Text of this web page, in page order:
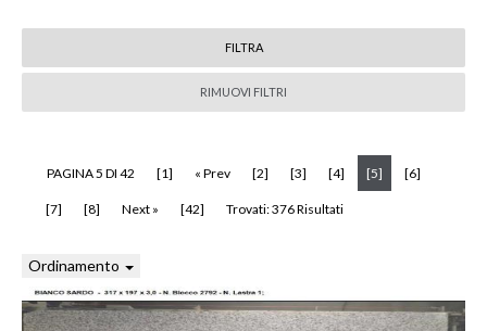
RIMUOVI FILTRI
PAGINA 5 DI 42 [1] « Prev [2] [3] [4] [5] (current)
[6]
[7] [8] Next » [42] Trovati: 376 Risultati
Ordinamento